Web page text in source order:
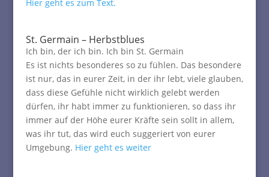
Hier geht es zum Text.
St. Germain – Herbstblues
Ich bin, der ich bin. Ich bin St. Germain
Es ist nichts besonderes so zu fühlen. Das besondere
ist nur, das in eurer Zeit, in der ihr lebt, viele glauben,
dass diese Gefühle nicht wirklich gelebt werden
dürfen, ihr habt immer zu funktionieren, so dass ihr
immer auf der Höhe eurer Kräfte sein sollt in allem,
was ihr tut, das wird euch suggeriert von eurer
Umgebung. Hier geht es weiter